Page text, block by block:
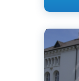
Частный